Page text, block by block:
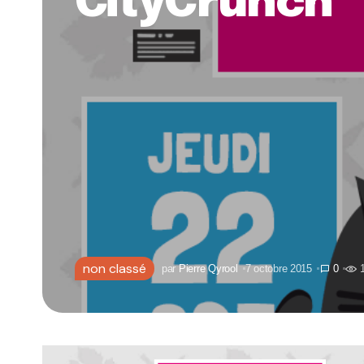
non classé par Pierre Qyrool 7 octobre 2015 0